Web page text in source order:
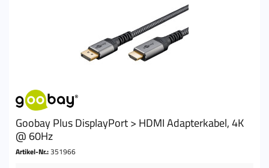
Goobay Plus DisplayPort > HDMI Adapterkabel, 4K
@ 60Hz
Artikel-Nr.:351966